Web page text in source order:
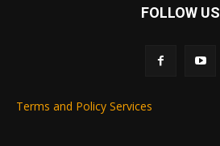
FOLLOW US
Terms and Policy Services